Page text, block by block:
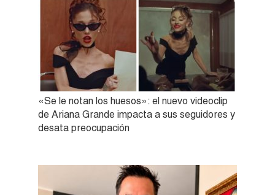
«Se le notan los huesos»: el nuevo videoclip
de Ariana Grande impacta a sus seguidores y
desata preocupación